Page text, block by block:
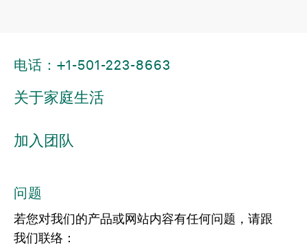
电话：+1-501-223-8663
关于家庭生活
加入团队
问题
若您对我们的产品或网站内容有任何问题，请跟
我们联络：